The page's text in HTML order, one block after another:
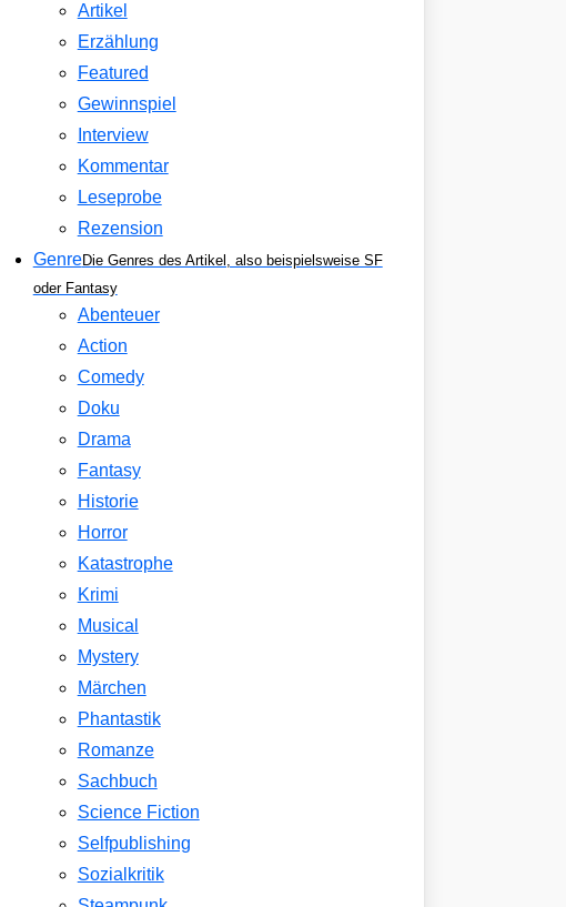
Artikel
Erzählung
Featured
Gewinnspiel
Interview
Kommentar
Leseprobe
Rezension
GenreDie Genres des Artikel, also beispielsweise SF
oder Fantasy
Abenteuer
Action
Comedy
Doku
Drama
Fantasy
Historie
Horror
Katastrophe
Krimi
Musical
Mystery
Märchen
Phantastik
Romanze
Sachbuch
Science Fiction
Selfpublishing
Sozialkritik